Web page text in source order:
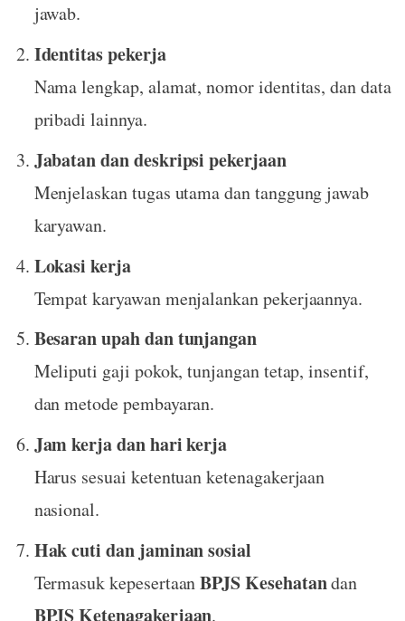
jawab.
Identitas pekerja
Nama lengkap, alamat, nomor identitas, dan data
pribadi lainnya.
Jabatan dan deskripsi pekerjaan
Menjelaskan tugas utama dan tanggung jawab
karyawan.
Lokasi kerja
Tempat karyawan menjalankan pekerjaannya.
Besaran upah dan tunjangan
Meliputi gaji pokok, tunjangan tetap, insentif,
dan metode pembayaran.
Jam kerja dan hari kerja
Harus sesuai ketentuan ketenagakerjaan
nasional.
Hak cuti dan jaminan sosial
Termasuk kepesertaanBPJS Kesehatandan
BPJS Ketenagakerjaan.